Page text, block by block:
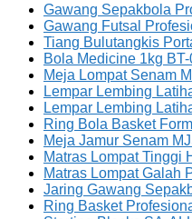
Gawang Sepakbola
Gawang Futsal
Tiang Bulutangkis
Bola Medicine 1kg BT-
Meja Lompat Senam
Lempar Lembing
Lempar Lembing
Ring Bola Basket
Meja Jamur Senam
Matras Lompat Tinggi
Matras Lompat Galah
Jaring Gawang
Ring Basket